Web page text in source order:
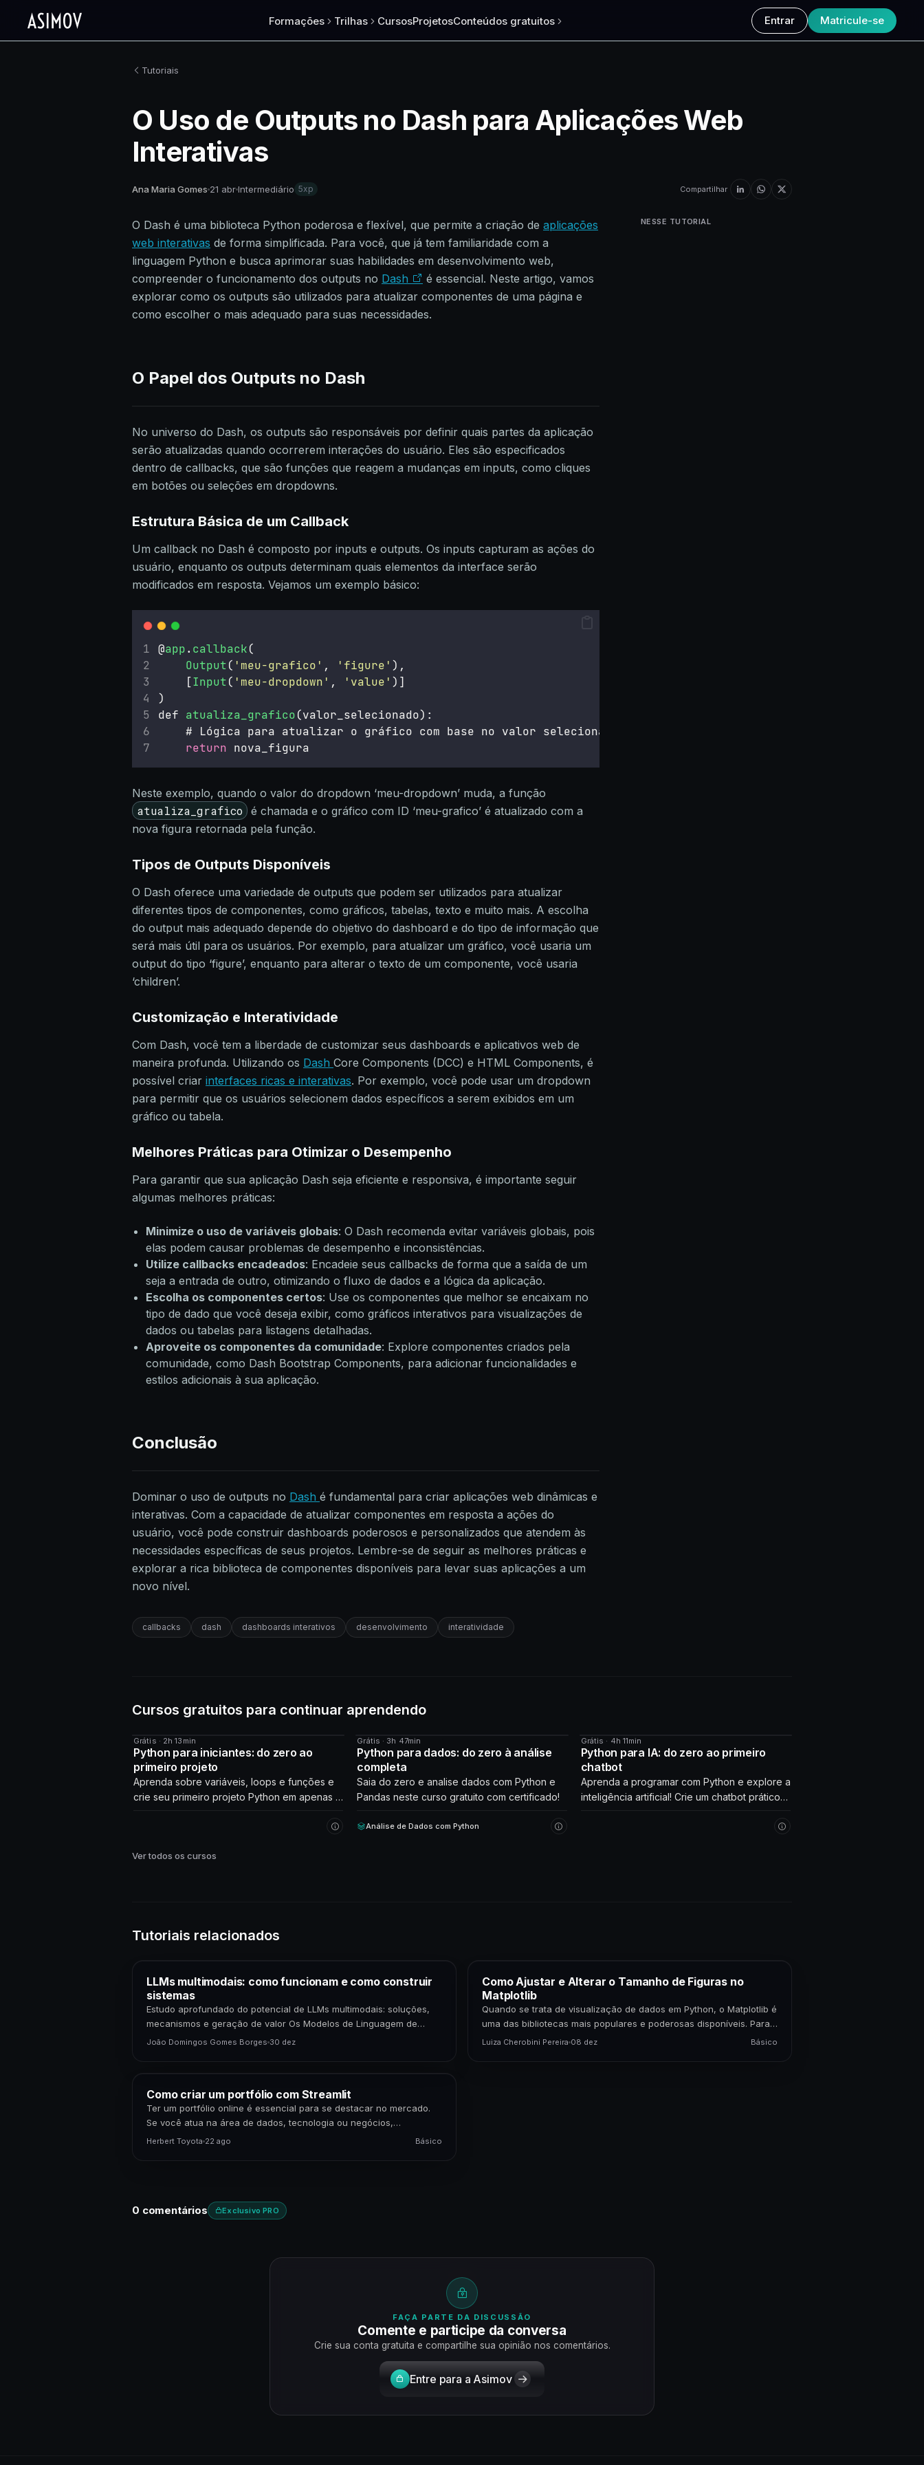
Formações Trilhas CursosProjetosConteúdos gratuitos Entrar Matricule-se
Tutoriais
O Uso de Outputs no Dash para Aplicações Web
Interativas
Ana Maria Gomes 21 abrIntermediário 5xp Compartilhar
O Dash é uma biblioteca Python poderosa e flexível, que permite a criação de aplicações
web interativas de forma simplificada. Para você, que já tem familiaridade com a
linguagem Python e busca aprimorar suas habilidades em desenvolvimento web,
compreender o funcionamento dos outputs no Dash
é essencial. Neste artigo, vamos
explorar como os outputs são utilizados para atualizar componentes de uma página e
como escolher o mais adequado para suas necessidades.
O Papel dos Outputs no Dash
No universo do Dash, os outputs são responsáveis por definir quais partes da aplicação
serão atualizadas quando ocorrerem interações do usuário. Eles são especificados
dentro de callbacks, que são funções que reagem a mudanças em inputs, como cliques
em botões ou seleções em dropdowns.
Estrutura Básica de um Callback
Um callback no Dash é composto por inputs e outputs. Os inputs capturam as ações do
usuário, enquanto os outputs determinam quais elementos da interface serão
modificados em resposta. Vejamos um exemplo básico:
@app. callback(
Output( ' meu-grafico ' , ' figure ' ),
    [
Input( ' meu-dropdown ' , ' value ' )]
)
def atualiza_grafico(valor_selecionado):
    # Lógica para atualizar o gráfico com base no valor selecionado
return nova_figura
Neste exemplo, quando o valor do dropdown ‘meu-dropdown’ muda, a função
atualiza_grafico é chamada e o gráfico com ID ‘meu-grafico’ é atualizado com a
nova figura retornada pela função.
Tipos de Outputs Disponíveis
O Dash oferece uma variedade de outputs que podem ser utilizados para atualizar
diferentes tipos de componentes, como gráficos, tabelas, texto e muito mais. A escolha
do output mais adequado depende do objetivo do dashboard e do tipo de informação que
será mais útil para os usuários. Por exemplo, para atualizar um gráfico, você usaria um
output do tipo ‘figure’, enquanto para alterar o texto de um componente, você usaria
‘children’.
Customização e Interatividade
Com Dash, você tem a liberdade de customizar seus dashboards e aplicativos web de
maneira profunda. Utilizando os Dash Core Components (DCC) e HTML Components, é
possível criar interfaces ricas e interativas. Por exemplo, você pode usar um dropdown
para permitir que os usuários selecionem dados específicos a serem exibidos em um
gráfico ou tabela.
Melhores Práticas para Otimizar o Desempenho
Para garantir que sua aplicação Dash seja eficiente e responsiva, é importante seguir
algumas melhores práticas:
Minimize o uso de variáveis globais: O Dash recomenda evitar variáveis globais, pois
elas podem causar problemas de desempenho e inconsistências.
Utilize callbacks encadeados: Encadeie seus callbacks de forma que a saída de um
seja a entrada de outro, otimizando o fluxo de dados e a lógica da aplicação.
Escolha os componentes certos: Use os componentes que melhor se encaixam no
tipo de dado que você deseja exibir, como gráficos interativos para visualizações de
dados ou tabelas para listagens detalhadas.
Aproveite os componentes da comunidade: Explore componentes criados pela
comunidade, como Dash Bootstrap Components, para adicionar funcionalidades e
estilos adicionais à sua aplicação.
Conclusão
Dominar o uso de outputs no Dash é fundamental para criar aplicações web dinâmicas e
interativas. Com a capacidade de atualizar componentes em resposta a ações do
usuário, você pode construir dashboards poderosos e personalizados que atendem às
necessidades específicas de seus projetos. Lembre-se de seguir as melhores práticas e
explorar a rica biblioteca de componentes disponíveis para levar suas aplicações a um
novo nível.
callbacks dash dashboards interativos desenvolvimento interatividade
NESSE TUTORIAL
Cursos gratuitos para continuar aprendendo
CURSO
Grátis · 2h 13min
Python para iniciantes: do zero ao
primeiro projeto
Aprenda sobre variáveis, loops e funções e
crie seu primeiro projeto Python em apenas 2
CURSO
Grátis · 3h 47min
Python para dados: do zero à análise
completa
Saia do zero e analise dados com Python e
Pandas neste curso gratuito com certificado!
Análise de Dados com Python
CURSO
Grátis · 4h 11min
Python para IA: do zero ao primeiro
chatbot
Aprenda a programar com Python e explore a
inteligência artificial! Crie um chatbot prático
Ver todos os cursos
Tutoriais relacionados
LLMs multimodais: como funcionam e como construir
sistemas
Estudo aprofundado do potencial de LLMs multimodais: soluções,
mecanismos e geração de valor Os Modelos de Linguagem de
Grande Porte (LLMs) multimodais representam uma…
João Domingos Gomes Borges 30 dez
Como Ajustar e Alterar o Tamanho de Figuras no
Matplotlib
Quando se trata de visualização de dados em Python, o Matplotlib é
uma das bibliotecas mais populares e poderosas disponíveis. Para
cientistas de dados,…
Luiza Cherobini Pereira 08 dez Básico
Como criar um portfólio com Streamlit
Ter um portfólio online é essencial para se destacar no mercado.
Se você atua na área de dados, tecnologia ou negócios,
apresentar seus projetos…
Herbert Toyota 22 ago Básico
0 comentários Exclusivo PRO
FAÇA PARTE DA DISCUSSÃO
Comente e participe da conversa
Crie sua conta gratuita e compartilhe sua opinião nos comentários.
Entre para a Asimov